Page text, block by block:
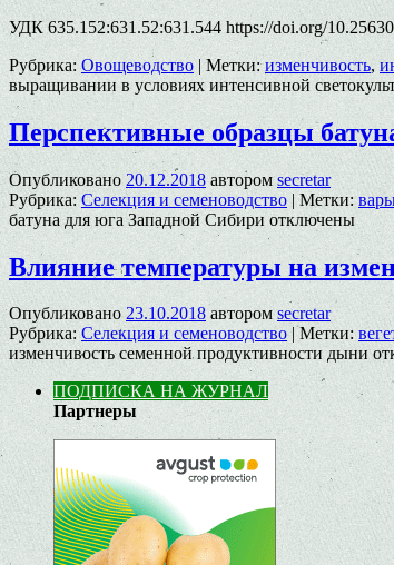
УДК 635.152:631.52:631.544 https://doi.org/
Рубрика: Овощеводство | Метки: изменчивость,
выращивании в условиях интенсивной
Перспективные образцы
Опубликовано 20.12.2018 автором secretar
Рубрика: Селекция и семеноводство | Метки:
батуна для юга Западной Сибири отключены
Влияние температуры на
Опубликовано 23.10.2018 автором secretar
Рубрика: Селекция и семеноводство | Метки:
изменчивость семенной продуктивности дыни
ПОДПИСКА НА ЖУРНАЛ
Партнеры